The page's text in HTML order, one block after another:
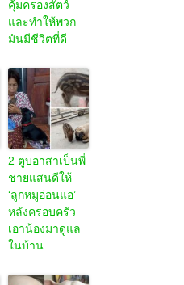
คุ้มครองสัตว์
และทำให้พวก
มันมีชีวิตที่ดี
2 ตูบอาสาเป็นพี่
ชายแสนดีให้
‘ลูกหมูอ่อนแอ’
หลังครอบครัว
เอาน้องมาดูแล
ในบ้าน